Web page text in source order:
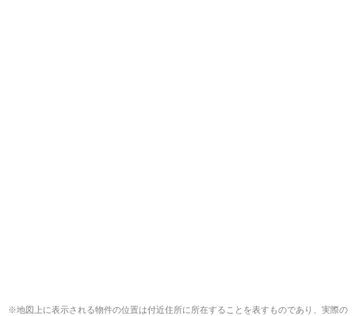
※地図上に表示される物件の位置は付近住所に所在することを表すものであり、実際の